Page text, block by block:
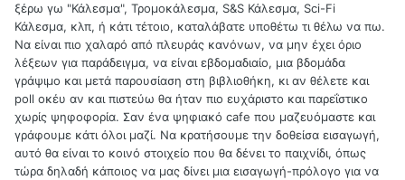
ξέρω γω "Κάλεσμα", Τρομοκάλεσμα, S&S Κάλεσμα, Sci-Fi
Κάλεσμα, κλπ, ή κάτι τέτοιο, καταλάβατε υποθέτω τι θέλω να πω.
Να είναι πιο χαλαρό από πλευράς κανόνων, να μην έχει όριο
λέξεων για παράδειγμα, να είναι εβδομαδιαίο, μια βδομάδα
γράψιμο και μετά παρουσίαση στη βιβλιοθήκη, κι αν θέλετε και
poll οκέυ αν και πιστεύω θα ήταν πιο ευχάριστο και παρεΐστικο
χωρίς ψηφοφορία. Σαν ένα ψηφιακό cafe που μαζευόμαστε και
γράφουμε κάτι όλοι μαζί. Να κρατήσουμε την δοθείσα εισαγωγή,
αυτό θα είναι το κοινό στοιχείο που θα δένει το παιχνίδι, όπως
τώρα δηλαδή κάποιος να μας δίνει μια εισαγωγή-πρόλογο για να